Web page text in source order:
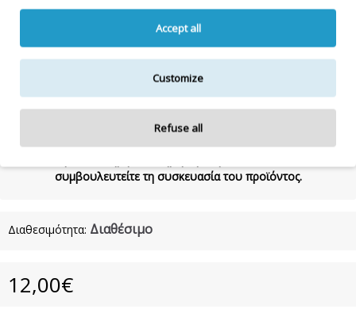
Συστατικά:Alcohol Denat, Aqua, Parfum, Allantoin, Panthenol,
Glycerin, Peg-40 Hydrogenated Castor Oil, Benzyl Alcohol, Benzyl
Benzoate, Cinnamyl Alcohol, Citral, Citronellol, Coumarin,
Eugenol, Geraniol, Isoeugenol, Limonene, Linalool, Ci 19140 /
Fd&c Yellow 5, Ci 16035 / Fd&c Red 40, Ci 42090 / Blue 1290ml
Η λίστα συστατικών δύναται να τροποποιηθεί κατά την κρίση
συμβουλευτείτε τη συσκευασία του προϊόντος.
Διαθεσιμότητα: Διαθέσιμο
12,00€
Accept all
Customize
Refuse all